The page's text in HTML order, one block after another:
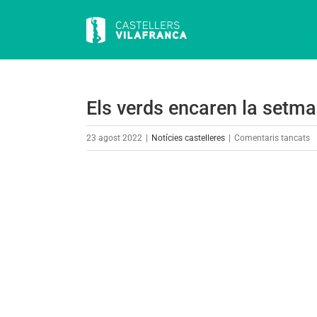
Els verds encaren la
23 agost 2022 Notícies castelleres Comentaris tancatsa